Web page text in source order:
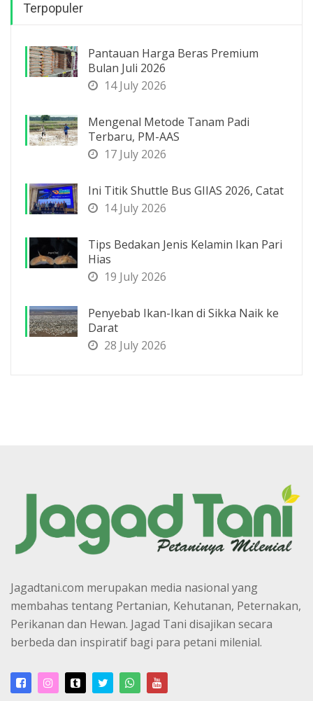
Terpopuler
Pantauan Harga Beras Premium
Bulan Juli 2026
14 July 2026
Mengenal Metode Tanam Padi
Terbaru, PM-AAS
17 July 2026
Ini Titik Shuttle Bus GIIAS 2026, Catat
14 July 2026
Tips Bedakan Jenis Kelamin Ikan Pari
Hias
19 July 2026
Penyebab Ikan-Ikan di Sikka Naik ke
Darat
28 July 2026
Jagadtani.com merupakan media nasional yang
membahas tentang Pertanian, Kehutanan, Peternakan,
Perikanan dan Hewan. Jagad Tani disajikan secara
berbeda dan inspiratif bagi para petani milenial.